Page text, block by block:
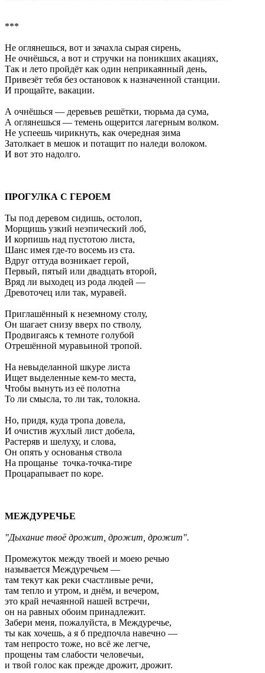
***
Не оглянешься, вот и зачахла сырая сирень,
Не очнёшься, а вот и стручки на поникших акациях,
Так и лето пройдёт как один неприкаянный день,
Привезёт тебя без остановок к назначенной станции.
И прощайте, вакации.
А очнёшься — деревьев решётки, тюрьма да сума,
А оглянешься — темень ощерится лагерным волком.
Не успеешь чирикнуть, как очередная зима
Затолкает в мешок и потащит по наледи волоком.
И вот это надолго.
ПРОГУЛКА С ГЕРОЕМ
Ты под деревом сидишь, остолоп,
Морщишь узкий неэпический лоб,
И корпишь над пустотою листа,
Шанс имея где-то восемь из ста.
Вдруг оттуда возникает герой,
Первый, пятый или двадцать второй,
Вряд ли выходец из рода людей —
Древоточец или так, муравей.
Приглашённый к неземному столу,
Он шагает снизу вверх по стволу,
Продвигаясь к темноте голубой
Отрешённой муравьиной тропой.
На невыделанной шкуре листа
Ищет выделенные кем-то места,
Чтобы вынуть из её полотна
То ли смысла, то ли так, толокна.
Но, придя, куда тропа довела,
И очистив жухлый лист добела,
Растеряв и шелуху, и слова,
Он опять у основанья ствола
На прощанье точка-точка-тире
Процарапывает по коре.
МЕЖДУРЕЧЬЕ
"Дыхание твоё дрожит, дрожит, дрожит".
Промежуток между твоей и моею речью
называется Междуречьем —
там текут как реки счастливые речи,
там тепло и утром, и днём, и вечером,
это край нечаянной нашей встречи,
он на равных обоим принадлежит.
Забери меня, пожалуйста, в Междуречье,
ты как хочешь, а я б предпочла навечно —
там непросто тоже, но всё же легче,
прощены там слабости человечьи,
и твой голос как прежде дрожит, дрожит.